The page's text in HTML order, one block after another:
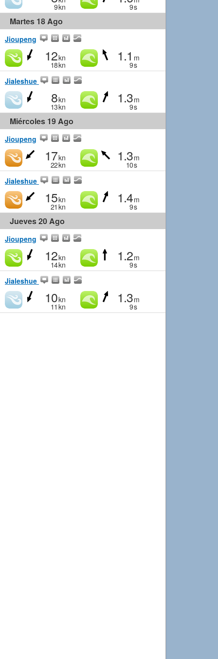
9kn 9s
Martes 18 Ago
Jioupeng
12kn
18kn
1.1 m
9s
Jialeshue
8kn
13kn
1.3m
9s
Miércoles 19 Ago
Jioupeng
17kn
22kn
1.3m
10s
Jialeshue
15kn
21 kn
1.4m
9s
Jueves 20 Ago
Jioupeng
12kn
14kn
1.2m
9s
Jialeshue
10kn
11 kn
1.3m
9s